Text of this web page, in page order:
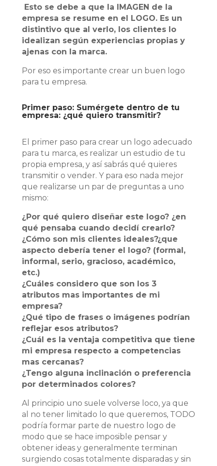
Esto se debe a que la IMAGEN de la
empresa se resume en el LOGO. Es un
distintivo que al verlo, los clientes lo
idealizan según experiencias propias y
ajenas con la marca.
Por eso es importante crear un buen logo
para tu empresa.
Primer paso: Sumérgete dentro de tu
empresa: ¿qué quiero transmitir?
El primer paso para crear un logo adecuado
para tu marca, es realizar un estudio de tu
propia empresa, y así sabrás qué quieres
transmitir o vender. Y para eso nada mejor
que realizarse un par de preguntas a uno
mismo:
¿Por qué quiero diseñar este logo? ¿en
qué pensaba cuando decidí crearlo?
¿Cómo son mis clientes ideales?¿que
aspecto debería tener el logo? (formal,
informal, serio, gracioso, académico,
etc.)
¿Cuáles considero que son los 3
atributos mas importantes de mi
empresa?
¿Qué tipo de frases o imágenes podrían
reflejar esos atributos?
¿Cuál es la ventaja competitiva que tiene
mi empresa respecto a competencias
mas cercanas?
¿Tengo alguna inclinación o preferencia
por determinados colores?
Al principio uno suele volverse loco, ya que
al no tener limitado lo que queremos, TODO
podría formar parte de nuestro logo de
modo que se hace imposible pensar y
obtener ideas y generalmente terminan
surgiendo cosas totalmente disparadas y sin